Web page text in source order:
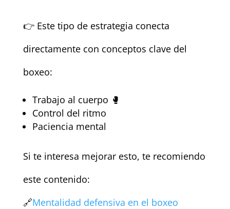
👉 Este tipo de estrategia conecta
directamente con conceptos clave del
boxeo:
Trabajo al cuerpo 🥊
Control del ritmo
Paciencia mental
Si te interesa mejorar esto, te recomiendo
este contenido:
🔗Mentalidad defensiva en el boxeo